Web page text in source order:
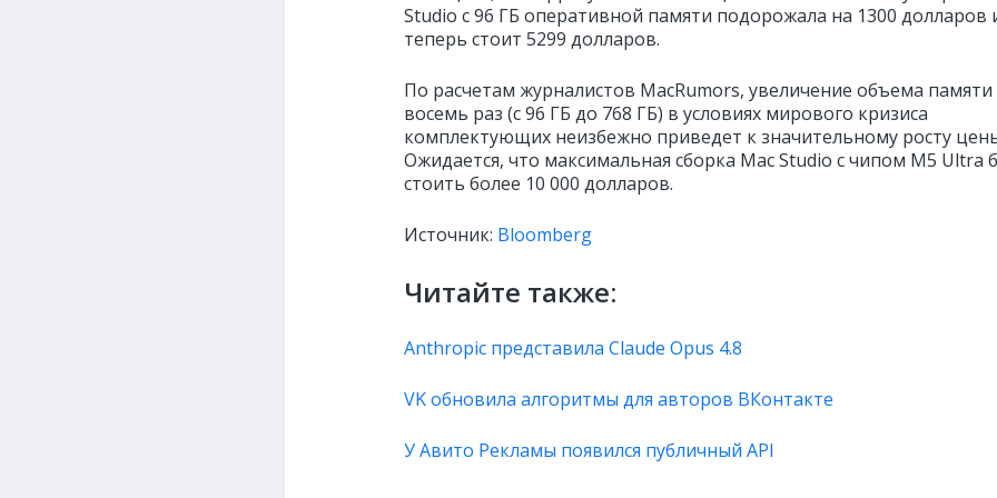
Studio с 96 ГБ оперативной памяти подорожала на 1300 долларов
теперь стоит 5299 долларов.
По расчетам журналистов MacRumors, увеличение объема памяти
восемь раз (с 96 ГБ до 768 ГБ) в условиях мирового кризиса
комплектующих неизбежно приведет к значительному росту
Ожидается, что максимальная сборка Mac Studio с чипом M5 Ultra
стоить более 10 000 долларов.
Источник: Bloomberg
Читайте также:
Anthropic представила Claude Opus 4.8
VK обновила алгоритмы для авторов ВКонтакте
У Авито Рекламы появился публичный API